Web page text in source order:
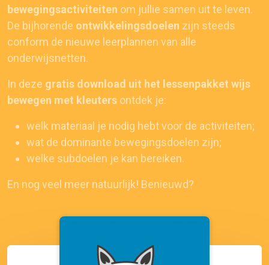
bewegingsactiviteiten om jullie samen uit te leven.
De bijhorende ontwikkelingsdoelen zijn steeds
conform de nieuwe leerplannen van alle
onderwijsnetten.
In deze gratis download uit het lessenpakket wijs
bewegen met kleuters ontdek je:
welk materiaal je nodig hebt voor de activiteiten;
wat de dominante bewegingsdoelen zijn;
welke subdoelen je kan bereiken.
En nog veel meer natuurlijk! Benieuwd?